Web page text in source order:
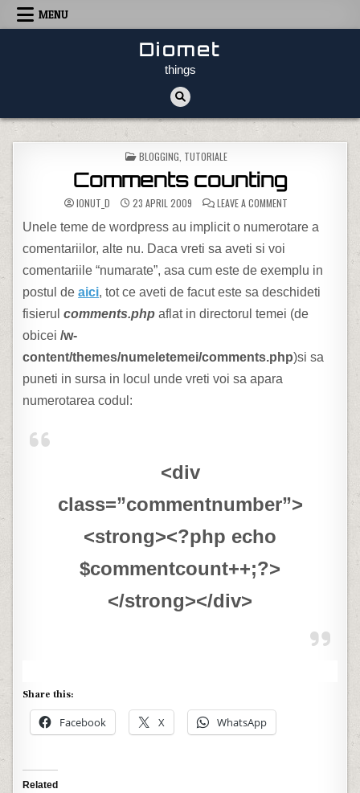
Skip to content
MENU
Diomet
things
POSTED IN
BLOGGING TUTORIALE
Comments counting
IONUT_D 23 APRIL 2009 LEAVE A COMMENT
Unele teme de wordpress au implicit o numerotare a
comentariilor, alte nu. Daca vreti sa aveti si voi
comentariile “numarate”, asa cum este de exemplu in
postul deaici, tot ce aveti de facut este sa deschideti
fisierulcomments.php aflat in directorul temei (de
obicei/w-
content/themes/numeletemei/comments.php)si sa
puneti in sursa in locul unde vreti voi sa apara
numerotarea codul:
<div
class=”commentnumber”>
<strong><?php echo
$commentcount++;?>
</strong></div>
Share this:
Facebook X WhatsApp
Related